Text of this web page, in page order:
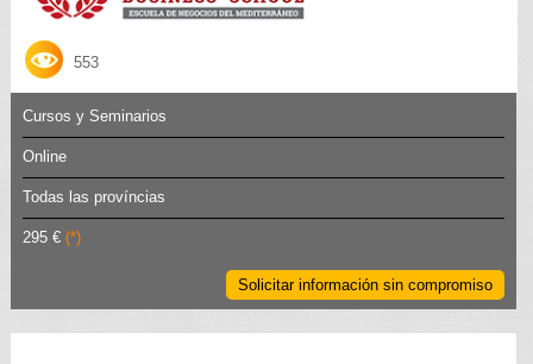
553
Cursos y Seminarios
Online
Todas las províncias
295 € (*)
Solicitar información sin compromiso